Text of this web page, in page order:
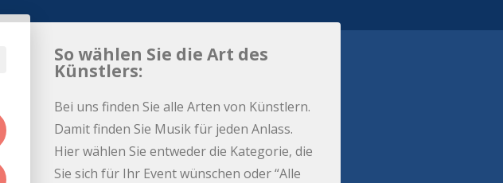
So wählen Sie die Art des
Künstlers:
Bei uns finden Sie alle Arten von Künstlern.
Damit finden Sie Musik für jeden Anlass.
Hier wählen Sie entweder die Kategorie, die
Sie sich für Ihr Event wünschen oder “Alle